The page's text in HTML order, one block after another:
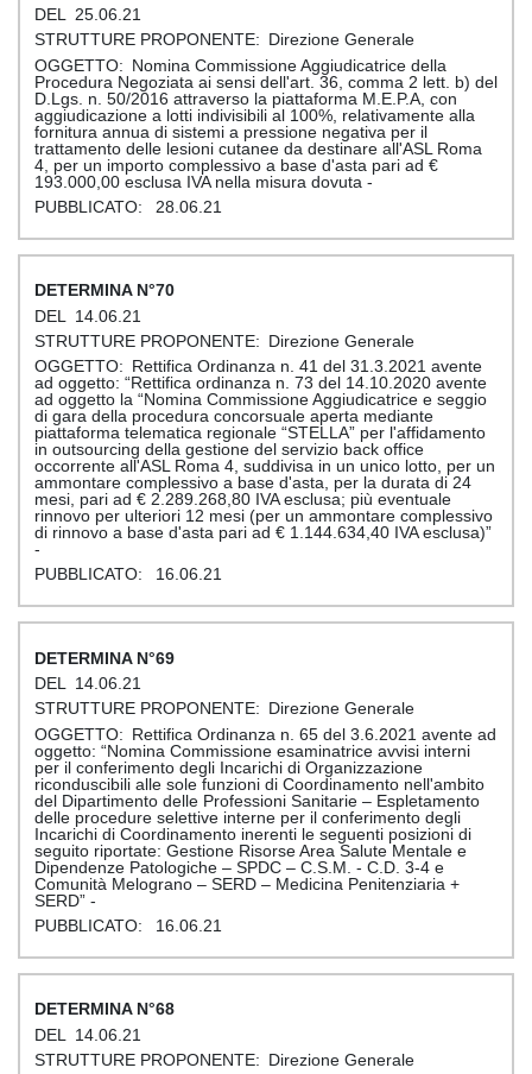
25.06.21
Direzione Generale
Nomina Commissione Aggiudicatrice della
Procedura Negoziata ai sensi dell'art. 36, comma 2 lett. b) del
D.Lgs. n. 50/2016 attraverso la piattaforma M.E.P.A, con
aggiudicazione a lotti indivisibili al 100%, relativamente alla
fornitura annua di sistemi a pressione negativa per il
trattamento delle lesioni cutanee da destinare all'ASL Roma
4, per un importo complessivo a base d'asta pari ad €
193.000,00 esclusa IVA nella misura dovuta -
28.06.21
70
14.06.21
Direzione Generale
Rettifica Ordinanza n. 41 del 31.3.2021 avente
ad oggetto: “Rettifica ordinanza n. 73 del 14.10.2020 avente
ad oggetto la “Nomina Commissione Aggiudicatrice e seggio
di gara della procedura concorsuale aperta mediante
piattaforma telematica regionale “STELLA” per l'affidamento
in outsourcing della gestione del servizio back office
occorrente all'ASL Roma 4, suddivisa in un unico lotto, per un
ammontare complessivo a base d'asta, per la durata di 24
mesi, pari ad € 2.289.268,80 IVA esclusa; più eventuale
rinnovo per ulteriori 12 mesi (per un ammontare complessivo
di rinnovo a base d'asta pari ad € 1.144.634,40 IVA esclusa)”
-
16.06.21
69
14.06.21
Direzione Generale
Rettifica Ordinanza n. 65 del 3.6.2021 avente ad
oggetto: “Nomina Commissione esaminatrice avvisi interni
per il conferimento degli Incarichi di Organizzazione
riconduscibili alle sole funzioni di Coordinamento nell'ambito
del Dipartimento delle Professioni Sanitarie – Espletamento
delle procedure selettive interne per il conferimento degli
Incarichi di Coordinamento inerenti le seguenti posizioni di
seguito riportate: Gestione Risorse Area Salute Mentale e
Dipendenze Patologiche – SPDC – C.S.M. - C.D. 3-4 e
Comunità Melograno – SERD – Medicina Penitenziaria +
SERD” -
16.06.21
68
14.06.21
Direzione Generale